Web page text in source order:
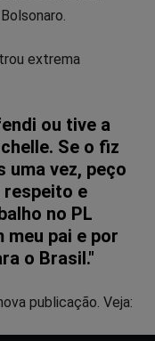
extrema
ou tive a
Se o fiz
uma vez, peço
respeito e
no PL
meu pai e por
o Brasil."
publicação. Veja: